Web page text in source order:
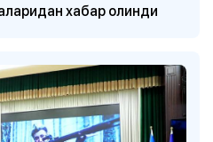
хабар олинди